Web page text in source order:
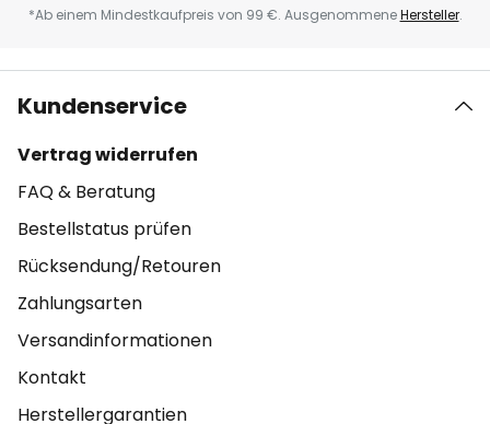
*Ab einem Mindestkaufpreis von 99 €. AusgenommeneHersteller.
Kundenservice
Vertrag widerrufen
FAQ & Beratung
Bestellstatus prüfen
Rücksendung/Retouren
Zahlungsarten
Versandinformationen
Kontakt
Herstellergarantien